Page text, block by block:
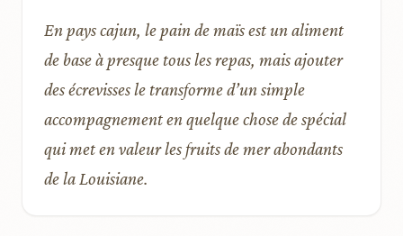
En pays cajun, le pain de maïs est un aliment
de base à presque tous les repas, mais ajouter
des écrevisses le transforme d’un simple
accompagnement en quelque chose de spécial
qui met en valeur les fruits de mer abondants
de la Louisiane.